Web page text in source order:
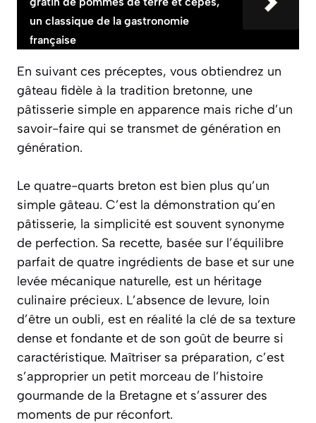
un classique de la gastronomie
française
En suivant ces préceptes, vous obtiendrez un
gâteau fidèle à la tradition bretonne, une
pâtisserie simple en apparence mais riche d’un
savoir-faire qui se transmet de génération en
génération.
Le quatre-quarts breton est bien plus qu’un
simple gâteau. C’est la démonstration qu’en
pâtisserie, la simplicité est souvent synonyme
de perfection. Sa recette, basée sur l’équilibre
parfait de quatre ingrédients de base et sur une
levée mécanique naturelle, est un héritage
culinaire précieux. L’absence de levure, loin
d’être un oubli, est en réalité la clé de sa texture
dense et fondante et de son goût de beurre si
caractéristique. Maîtriser sa préparation, c’est
s’approprier un petit morceau de l’histoire
gourmande de la Bretagne et s’assurer des
moments de pur réconfort.